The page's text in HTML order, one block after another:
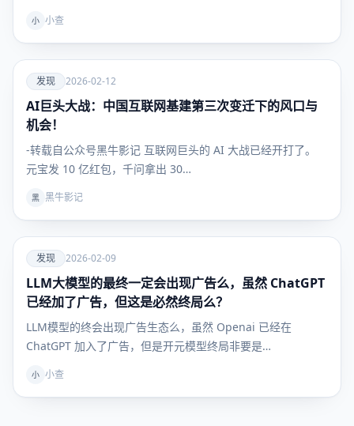
小 小查
爱
发现
发现 2026-02-12
AI巨头大战：中国互联网基建第三次变迁下的风口与
机会！
-转载自公众号黑牛影记 互联网巨头的 AI 大战已经开打了。
元宝发 10 亿红包，千问拿出 30…
黑 黑牛影记
爱
发现
发现 2026-02-09
LLM大模型的最终一定会出现广告么，虽然 ChatGPT
已经加了广告，但这是必然终局么？
LLM模型的终会出现广告生态么，虽然 Openai 已经在
ChatGPT 加入了广告，但是开元模型终局非要是…
小 小查